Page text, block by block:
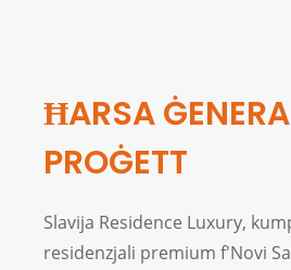
ĦARSA
PROĠETT
Slavija Residence Luxury,
residenzjali premium f'Novi